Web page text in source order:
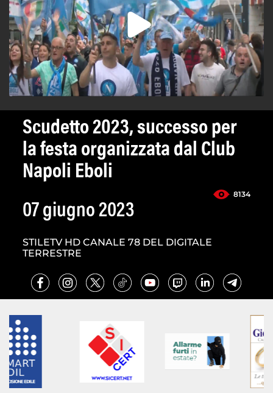
Scudetto 2023, successo per
la festa organizzata dal Club
Napoli Eboli
8134
07 giugno 2023
STILETV HD CANALE 78 DEL DIGITALE
TERRESTRE